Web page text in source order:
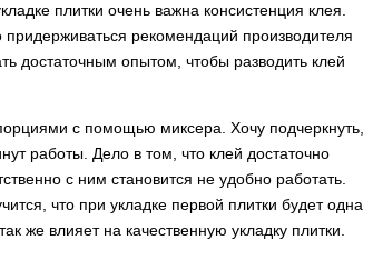
плитки очень важна консистенция клея.
рекомендаций производителя
достаточным опытом, чтобы разводить клей
с помощью миксера. Хочу подчеркнуть,
работы. Дело в том, что клей достаточно
с ним становится не удобно работать.
что при укладке первой плитки будет одна
же влияет на качественную укладку плитки.